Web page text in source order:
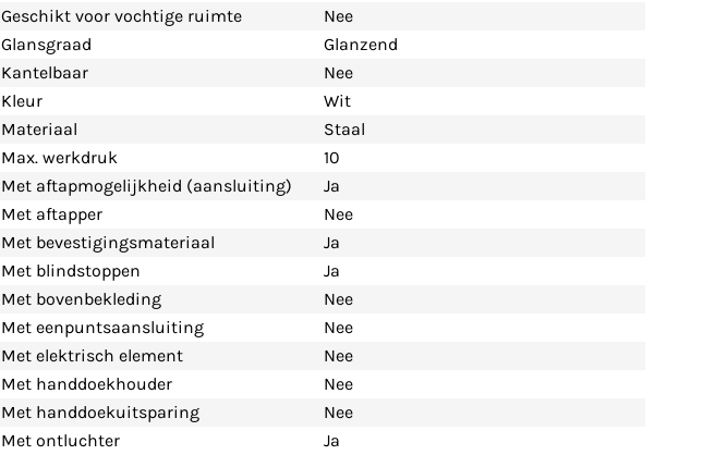
Geschikt voor vochtige ruimte
Nee
Glansgraad
Glanzend
Kantelbaar
Nee
Kleur
Wit
Materiaal
Staal
Max. werkdruk
10
Met aftapmogelijkheid (aansluiting)
Ja
Met aftapper
Nee
Met bevestigingsmateriaal
Ja
Met blindstoppen
Ja
Met bovenbekleding
Nee
Met eenpuntsaansluiting
Nee
Met elektrisch element
Nee
Met handdoekhouder
Nee
Met handdoekuitsparing
Nee
Met ontluchter
Ja